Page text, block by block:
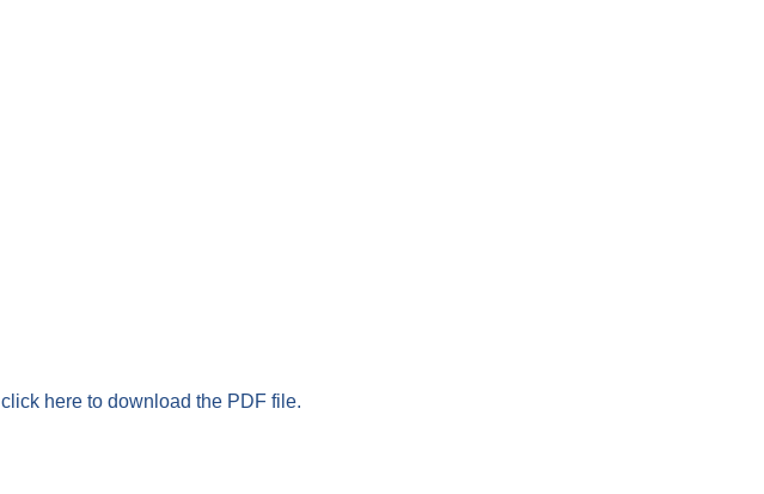
click here to download the PDF file.